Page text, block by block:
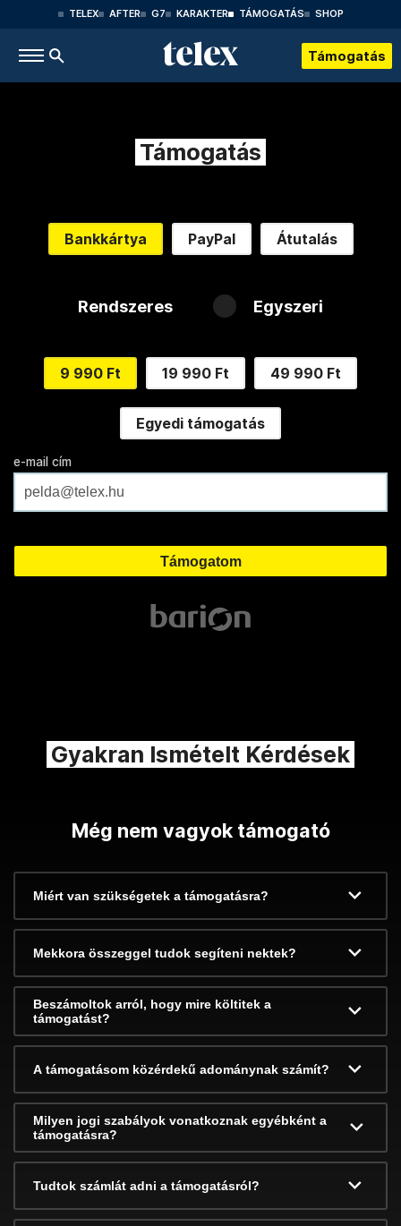
TELEX AFTER G7 KARAKTER TÁMOGATÁS SHOP
Támogatás
Támogatás
Bankkártya PayPal Átutalás
Rendszeres Egyszeri
9 990 Ft 19 990 Ft 49 990 Ft
Egyedi támogatás
e-mail cím
Gyakran Ismételt Kérdések
Még nem vagyok támogató
Miért van szükségetek a támogatásra?
Mekkora összeggel tudok segíteni nektek?
Beszámoltok arról, hogy mire költitek a
támogatást?
A támogatásom közérdekű adománynak számít?
Milyen jogi szabályok vonatkoznak egyébként a
támogatásra?
Tudtok számlát adni a támogatásról?